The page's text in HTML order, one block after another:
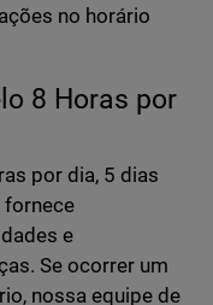
no horário
8 Horas por
por dia, 5 dias
fornece
e
Se ocorrer um
nossa equipe de